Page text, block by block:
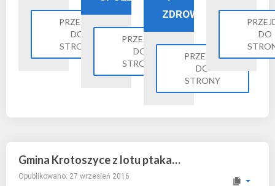
PRZEJDŹ
DO
STRONY
PRZEJDŹ
DO
STRONY
ZDROWIE
PRZEJDŹ
DO
STRONY
DO
Gmina Krotoszyce z lotu ptaka…
Opublikowano: 27 wrzesień 2016